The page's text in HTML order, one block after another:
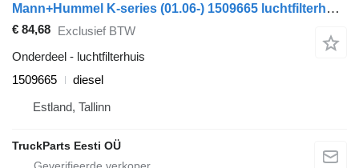
Mann+Hummel K-series (01.06-) 1509665 luchtfilterhuis voor Scania K,N,F-series bus (2006-)
€ 84,68 Exclusief BTW
Onderdeel - luchtfilterhuis
1509665
diesel
Estland, Tallinn
TruckParts Eesti OÜ